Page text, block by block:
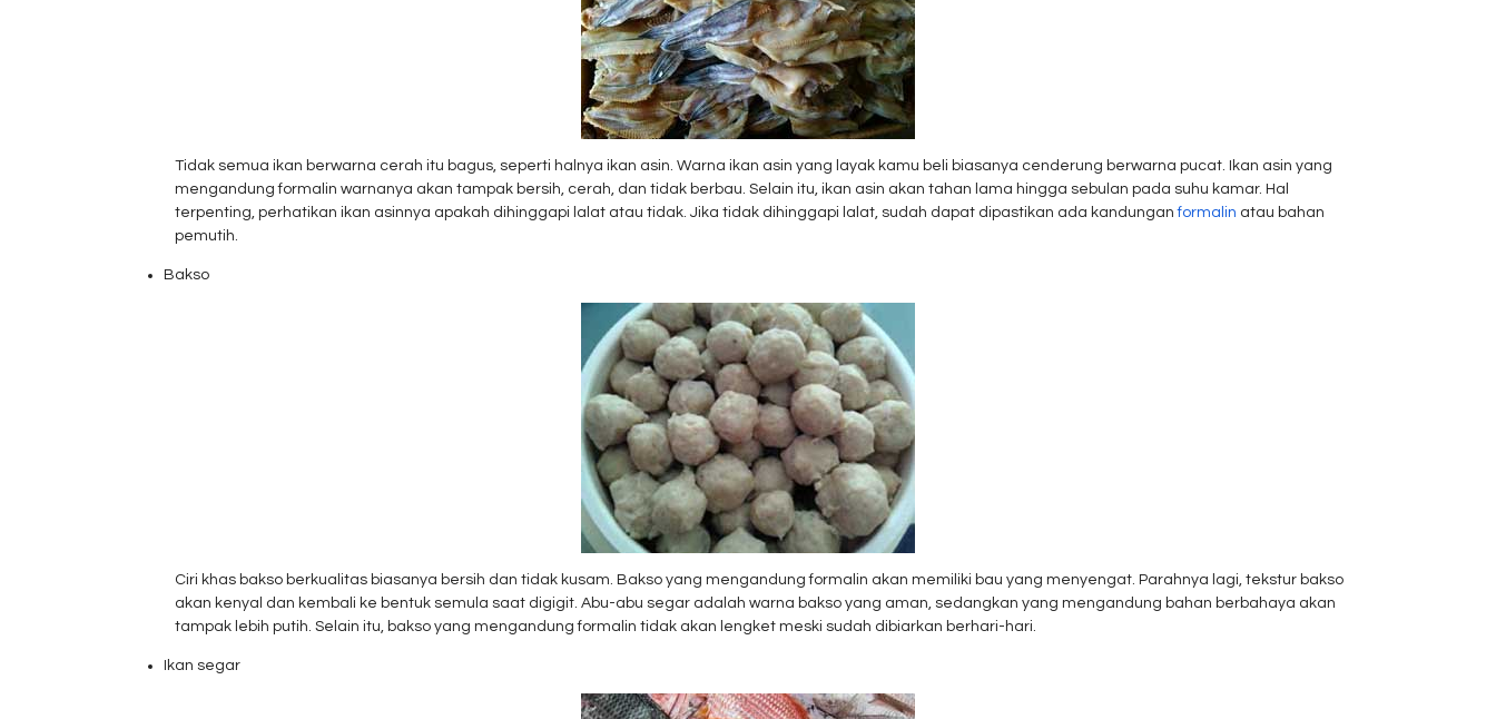
Tidak semua ikan berwarna cerah itu bagus, seperti halnya ikan asin. Warna ikan asin yang layak kamu beli biasanya cenderung berwarna pucat. Ikan asin yang
mengandung formalin warnanya akan tampak bersih, cerah, dan tidak berbau. Selain itu, ikan asin akan tahan lama hingga sebulan pada suhu kamar. Hal
terpenting, perhatikan ikan asinnya apakah dihinggapi lalat atau tidak. Jika tidak dihinggapi lalat, sudah dapat dipastikan ada kandunganformalin atau bahan
pemutih.
Bakso
Ciri khas bakso berkualitas biasanya bersih dan tidak kusam. Bakso yang mengandung formalin akan memiliki bau yang menyengat. Parahnya lagi, tekstur bakso
akan kenyal dan kembali ke bentuk semula saat digigit. Abu-abu segar adalah warna bakso yang aman, sedangkan yang mengandung bahan berbahaya akan
tampak lebih putih. Selain itu, bakso yang mengandung formalin tidak akan lengket meski sudah dibiarkan berhari-hari.
Ikan segar